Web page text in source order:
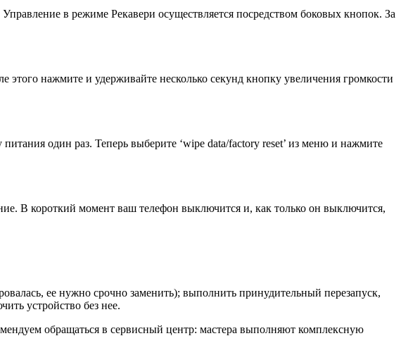
в режиме Рекавери осуществляется посредством боковых кнопок. За
нажмите и удерживайте несколько секунд кнопку увеличения громкости
один раз. Теперь выберите ‘wipe data/factory reset’ из меню и нажмите
В короткий момент ваш телефон выключится и, как только он выключится,
ее нужно срочно заменить); выполнить принудительный перезапуск,
устройство без нее.
обращаться в сервисный центр: мастера выполняют комплексную